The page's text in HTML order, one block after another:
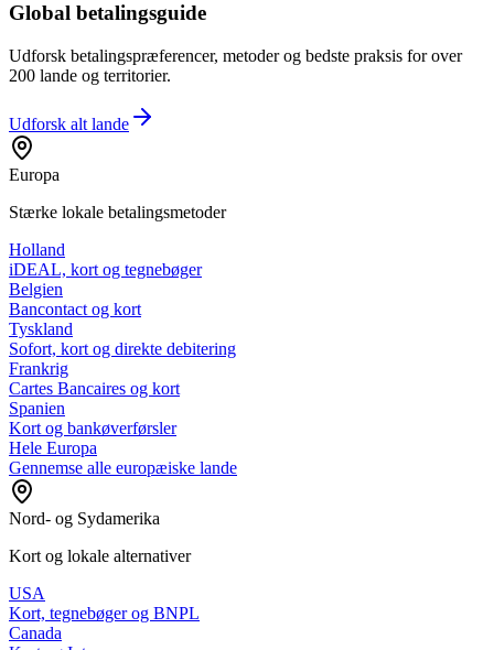
Global betalingsguide
Udforsk betalingspræferencer, metoder og bedste praksis for over
200 lande og territorier.
Udforsk alt lande
Europa
Stærke lokale betalingsmetoder
Holland
iDEAL, kort og tegnebøger
Belgien
Bancontact og kort
Tyskland
Sofort, kort og direkte debitering
Frankrig
Cartes Bancaires og kort
Spanien
Kort og bankøverførsler
Hele Europa
Gennemse alle europæiske lande
Nord- og Sydamerika
Kort og lokale alternativer
USA
Kort, tegnebøger og BNPL
Canada